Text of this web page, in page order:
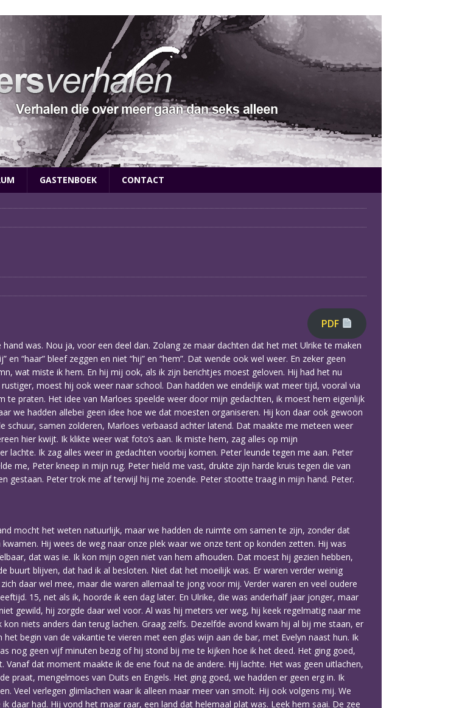
GASTENBOEK CONTACT
PDF
was. Nou ja, voor een deel dan. Zolang ze maar dachten dat het met Ulrike te maken
“haar” bleef zeggen en niet “hij” en “hem”. Dat wende ook wel weer. En zeker geen
wat miste ik hem. En hij mij ook, als ik zijn berichtjes moest geloven. Hij had het nu
moest hij ook weer naar school. Dan hadden we eindelijk wat meer tijd, vooral via
te praten. Het idee van Marloes speelde weer door mijn gedachten, ik moest hem eigenlijk
we hadden allebei geen idee hoe we dat moesten organiseren. Hij kon daar ook gewoon
schuur, samen zolderen, Marloes verbaasd achter latend. Dat maakte me meteen weer
hier kwijt. Ik klikte weer wat foto’s aan. Ik miste hem, zag alles op mijn
Ik zag alles weer in gedachten voorbij komen. Peter leunde tegen me aan. Peter
me, Peter kneep in mijn rug. Peter hield me vast, drukte zijn harde kruis tegen die van
gestaan. Peter trok me af terwijl hij me zoende. Peter stootte traag in mijn hand. Peter.
mocht het weten natuurlijk, maar we hadden de ruimte om samen te zijn, zonder dat
Hij wees de weg naar onze plek waar we onze tent op konden zetten. Hij was
dat was ie. Ik kon mijn ogen niet van hem afhouden. Dat moest hij gezien hebben,
buurt blijven, dat had ik al besloten. Niet dat het moeilijk was. Er waren verder weinig
daar wel mee, maar die waren allemaal te jong voor mij. Verder waren en veel oudere
15, net als ik, hoorde ik een dag later. En Ulrike, die was anderhalf jaar jonger, maar
gewild, hij zorgde daar wel voor. Al was hij meters ver weg, hij keek regelmatig naar me
niets anders dan terug lachen. Graag zelfs. Dezelfde avond kwam hij al bij me staan, er
begin van de vakantie te vieren met een glas wijn aan de bar, met Evelyn naast hun. Ik
nog geen vijf minuten bezig of hij stond bij me te kijken hoe ik het deed. Het ging goed,
dat moment maakte ik de ene fout na de andere. Hij lachte. Het was geen uitlachen,
praat, mengelmoes van Duits en Engels. Het ging goed, we hadden er geen erg in. Ik
Veel verlegen glimlachen waar ik alleen maar meer van smolt. Hij ook volgens mij. We
daar had. Hij vond het maar raar, een land dat helemaal plat was. Leek hem saai. De zee